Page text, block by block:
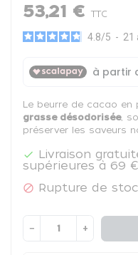
53,21 € TTC
4.8/5 - 21
Le beurre de cacao en
grasse désodorisée,
préserver les saveurs

Livraison
supérieures à 69 €
 Rupture de
− +